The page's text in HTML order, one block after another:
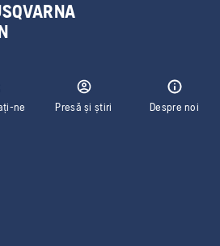
ne Presă și știri Despre noi